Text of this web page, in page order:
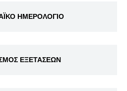
ΗΜΕΡΟΛΟΓΙΟ
ΕΞΕΤΑΣΕΩΝ